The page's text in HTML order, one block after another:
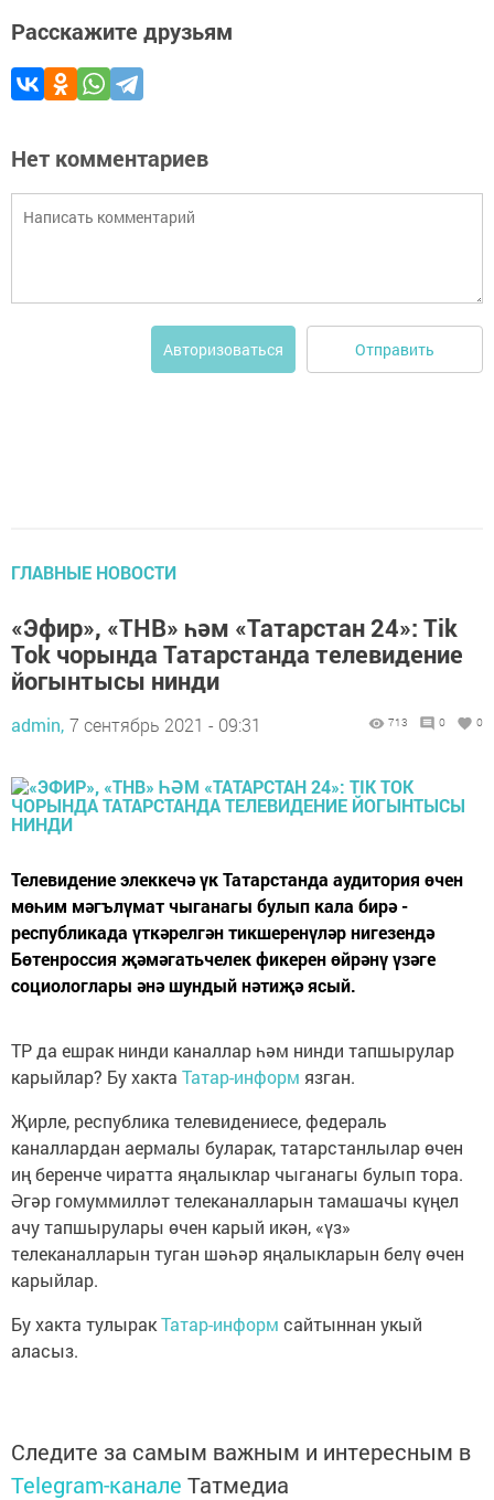
Расскажите друзьям
Нет комментариев
Авторизоваться Отправить
ГЛАВНЫЕ НОВОСТИ
«Эфир», «ТНВ» һәм «Татарстан 24»: Tik
Tok чорында Татарстанда телевидение
йогынтысы нинди
admin, 7 сентябрь 2021 - 09:31 713 0 0
Телевидение элеккечә үк Татарстанда аудитория өчен
мөһим мәгълүмат чыганагы булып кала бирә -
республикада үткәрелгән тикшеренүләр нигезендә
Бөтенроссия җәмәгатьчелек фикерен өйрәнү үзәге
социологлары әнә шундый нәтиҗә ясый.
ТР да ешрак нинди каналлар һәм нинди тапшырулар
карыйлар? Бу хакта Татар-информ язган.
Җирле, республика телевидениесе, федераль
каналлардан аермалы буларак, татарстанлылар өчен
иң беренче чиратта яңалыклар чыганагы булып тора.
Әгәр гомуммилләт телеканалларын тамашачы күңел
ачу тапшырулары өчен карый икән, «үз»
телеканалларын туган шәһәр яңалыкларын белү өчен
карыйлар.
Бу хакта тулыракТатар-информ сайтыннан укый
аласыз.
Следите за самым важным и интересным в
Telegram-канале Татмедиа